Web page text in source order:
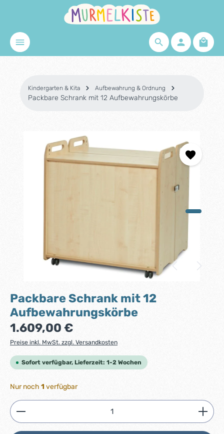
Zum Hauptinhalt springen
Kindergarten & Kita Aufbewahrung & Ordnung
Packbare Schrank mit 12 Aufbewahrungskörbe
Bildergalerie überspringen
Packbare Schrank mit 12
Aufbewahrungskörbe
Regulärer Preis:
1.609,00 €
Preise inkl. MwSt. zzgl. Versandkosten
Sofort verfügbar, Lieferzeit: 1-2 Wochen
Nur noch 1 verfügbar
Produkt Anzahl: Gib den gewünschten Wert ein